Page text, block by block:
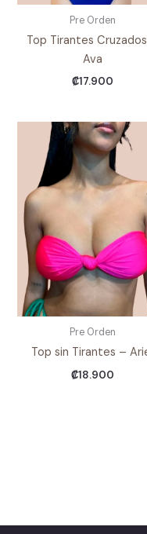
Pre Orden
Top Tirantes
Ava
₡17.900
Pre Orden
Top sin Tirantes –
₡18.900